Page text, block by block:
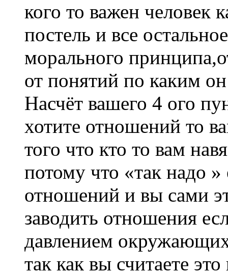
кого то важен человек
постель и все
морального
от понятий по каким
Насчёт вашего 4 ого
хотите отношений то
того что кто то вам
потому что «так надо »
отношений и вы сами
заводить отношения
давлением
так как вы считаете